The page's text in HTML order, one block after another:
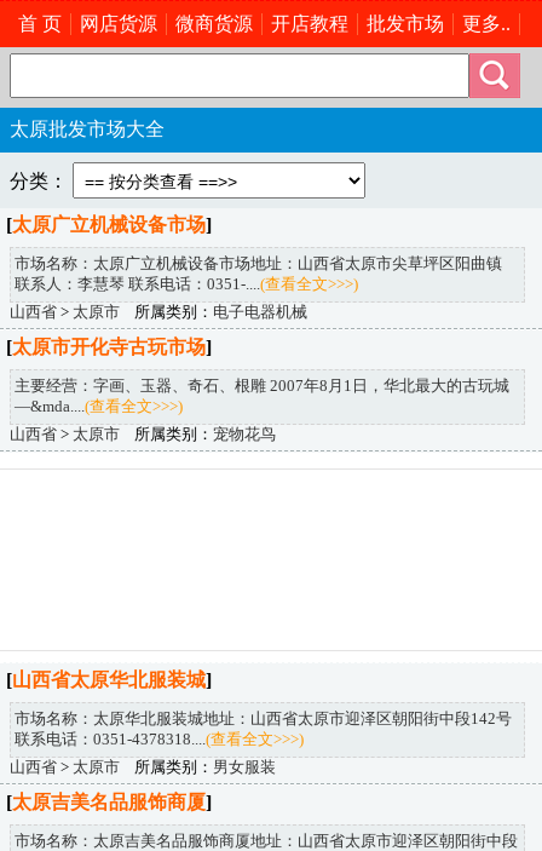
首 页 网店货源 微商货源 开店教程 批发市场 更多..
太原批发市场大全
分类：
[太原广立机械设备市场]
市场名称：太原广立机械设备市场地址：山西省太原市尖草坪区阳曲镇
联系人：李慧琴 联系电话：0351-....(查看全文>>>)
山西省 > 太原市 所属类别： 电子电器机械
[太原市开化寺古玩市场]
主要经营：字画、玉器、奇石、根雕 2007年8月1日，华北最大的古玩城
—&mda....(查看全文>>>)
山西省 > 太原市 所属类别： 宠物花鸟
[山西省太原华北服装城]
市场名称：太原华北服装城地址：山西省太原市迎泽区朝阳街中段142号
联系电话：0351-4378318.... (查看全文>>>)
山西省 > 太原市 所属类别： 男女服装
[太原吉美名品服饰商厦]
市场名称：太原吉美名品服饰商厦地址：山西省太原市迎泽区朝阳街中段